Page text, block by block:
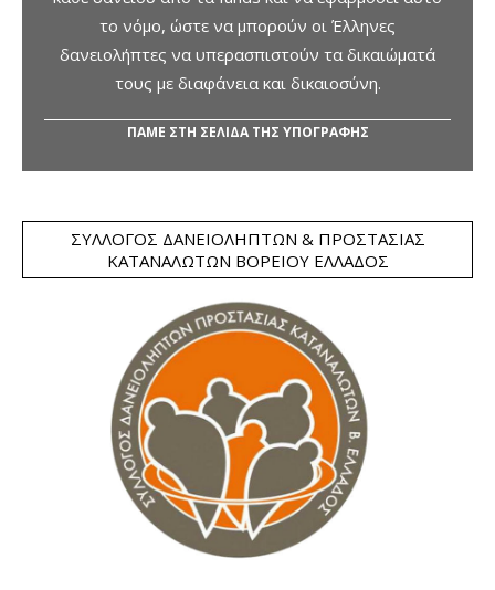
το νόμο, ώστε να μπορούν οι Έλληνες
δανειολήπτες να υπερασπιστούν τα δικαιώματά
τους με διαφάνεια και δικαιοσύνη.
ΠΑΜΕ ΣΤΗ ΣΕΛΙΔΑ ΤΗΣ ΥΠΟΓΡΑΦΗΣ
ΣΎΛΛΟΓΟΣ ΔΑΝΕΙΟΛΗΠΤΏΝ & ΠΡΟΣΤΑΣΊΑΣ
ΚΑΤΑΝΑΛΩΤΏΝ ΒΟΡΕΊΟΥ ΕΛΛΆΔΟΣ